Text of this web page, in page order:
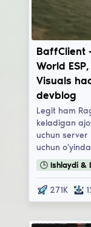
BaffClient
World
Visuals
devblog
Legit ham
keladigan
uchun
uchun
🕒 Ishlaydi &
271K